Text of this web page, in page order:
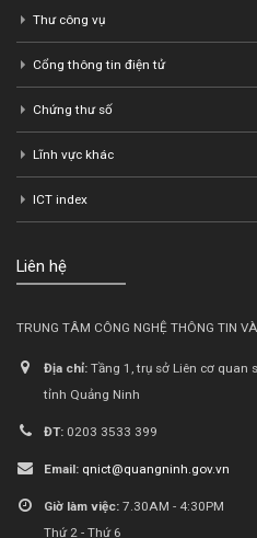
Thư công vụ
Cổng thông tin điện tử
Chứng thư số
Lĩnh vực khác
ICT index
Liên hệ
TRUNG TÂM CÔNG NGHỆ THÔNG TIN
Địa chỉ: Tầng 1, trụ sở Liên cơ quan
tỉnh Quảng Ninh
ĐT: 0203 3533 399
Email: qnict@quangninh.gov.vn
Giờ làm việc: 7.30AM - 4:30PM
Thứ 2 - Thứ 6